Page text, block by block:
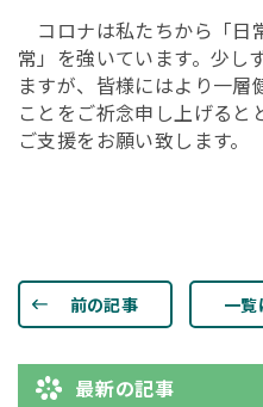
コロナは私たちから「日
常」を強いています。少し
ますが、皆様にはより一
ことをご祈念申し上げる
ご支援をお願い致します。
前の記事 一覧
最新の記事